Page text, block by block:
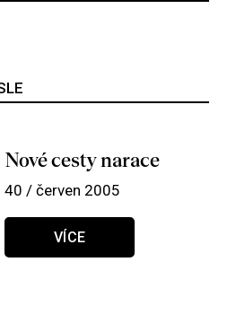
Nové cesty narace
40 / červen 2005
VÍCE